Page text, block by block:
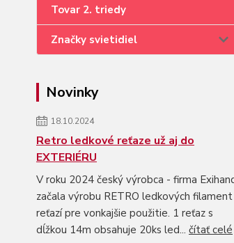
Tovar 2. triedy
Značky svietidiel
Novinky
18.10.2024
Retro ledkové reťaze už aj do
EXTERIÉRU
V roku 2024 český výrobca - firma
začala výrobu RETRO ledkových filament
reťazí pre vonkajšie použitie. 1 reťaz s
dĺžkou 14m obsahuje 20ks led... čítať celé